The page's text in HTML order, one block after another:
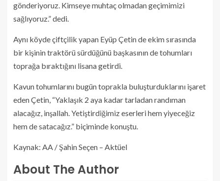
gönderiyoruz. Kimseye muhtaç olmadan geçimimizi
sağlıyoruz.” dedi.
Aynı köyde çiftçilik yapan Eyüp Çetin de ekim sırasında
bir kişinin traktörü sürdüğünü başkasının de tohumları
toprağa bıraktığını lisana getirdi.
Kavun tohumlarını bugün toprakla buluşturduklarını işaret
eden Çetin, “Yaklaşık 2 aya kadar tarladan randıman
alacağız, inşallah. Yetiştirdiğimiz eserleri hem yiyeceğiz
hem de satacağız.” biçiminde konuştu.
Kaynak: AA / Şahin Seçen – Aktüel
About The Author